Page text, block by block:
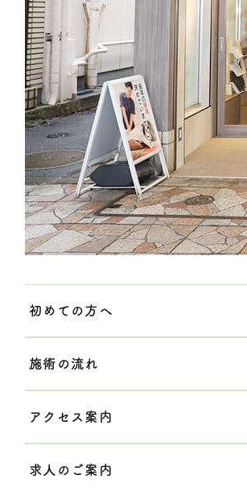
初めての方へ
施術の流れ
アクセス案内
求人のご案内